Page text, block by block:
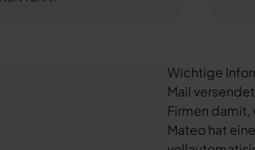
Wichtige
Mail
Firmen damit,
Mateo hat